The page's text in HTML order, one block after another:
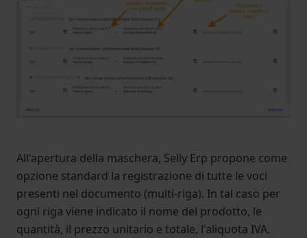
All'apertura della maschera, Selly Erp propone come
opzione standard la registrazione di tutte le voci
presenti nel documento (multi-riga). In tal caso per
ogni riga viene indicato il nome del prodotto, le
quantità, il prezzo unitario e totale, l'aliquota IVA.